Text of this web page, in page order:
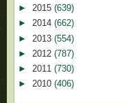
► 2015 (639)
► 2014 (662)
► 2013 (554)
► 2012 (787)
► 2011 (730)
► 2010 (406)